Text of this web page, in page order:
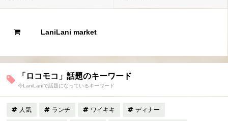
LaniLani market
「ロコモコ」話題のキーワード
今LaniLaniで話題になっているキーワード
人気 ランチ ワイキキ ディナー